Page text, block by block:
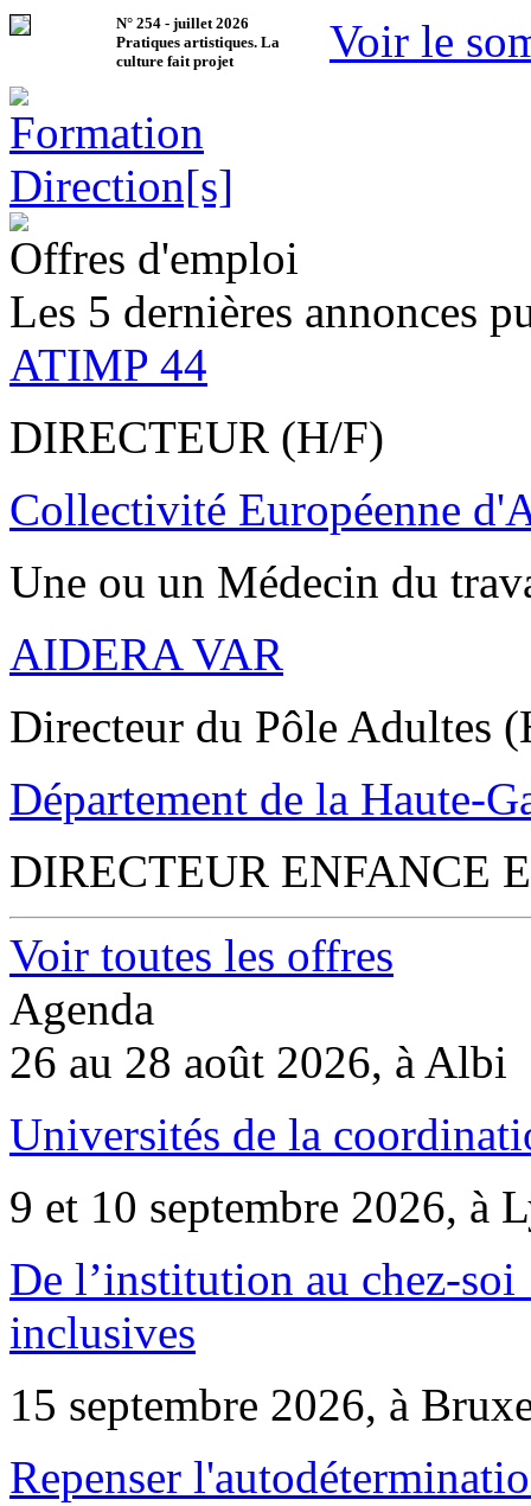
N° 254 - juillet 2026
Pratiques artistiques. La
culture fait projet
Voir le
Offres d'emploi
Les 5 dernières annonces
ATIMP 44
DIRECTEUR (H/F)
Collectivité Européenne
Une ou un Médecin du
AIDERA VAR
Directeur du Pôle Adultes
Département de la Haute-
DIRECTEUR ENFANCE
Voir toutes les offres
Agenda
26 au 28 août 2026, à Albi
Universités de la
9 et 10 septembre 2026, à
De l’institution au chez-
inclusives
15 septembre 2026, à
Repenser